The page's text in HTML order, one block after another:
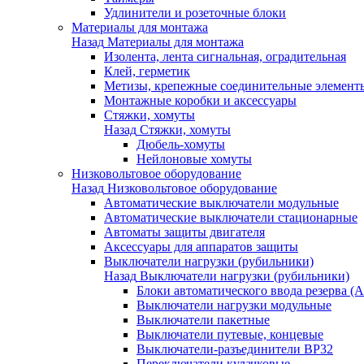
Удлинители и розеточные блоки
Материалы для монтажа
Назад Материалы для монтажа
Изолента, лента сигнальная, оградительная
Клей, герметик
Метизы, крепежные соединительные
Монтажные коробки и аксессуары
Стяжки, хомуты
Назад Стяжки, хомуты
Дюбель-хомуты
Нейлоновые хомуты
Низковольтовое оборудование
Назад Низковольтовое оборудование
Автоматические выключатели модульные
Автоматические выключатели стационарные
Автоматы защиты двигателя
Аксессуары для аппаратов защиты
Выключатели нагрузки (рубильники)
Назад Выключатели нагрузки (рубильники)
Блоки автоматического ввода резерва
Выключатели нагрузки модульные
Выключатели пакетные
Выключатели путевые, концевые
Выключатели-разъединители ВР32